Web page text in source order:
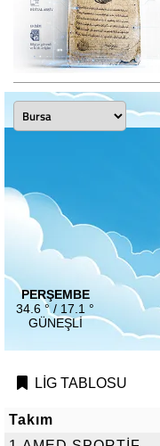
PERŞEMBE
34.6 ° / 17.1 °
GÜNEŞLI
LİG TABLOSU
Takım